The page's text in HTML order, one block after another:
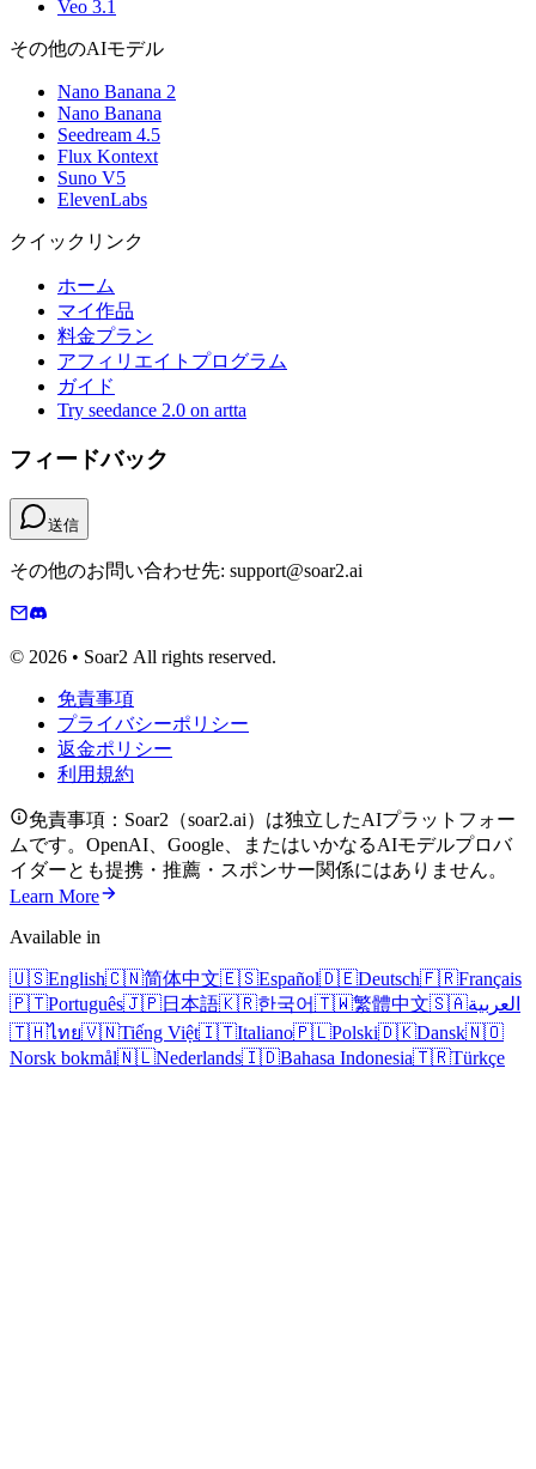
Veo 3.1
その他のAIモデル
Nano Banana 2
Nano Banana
Seedream 4.5
Flux Kontext
Suno V5
ElevenLabs
クイックリンク
ホーム
マイ作品
料金プラン
アフィリエイトプログラム
ガイド
Try seedance 2.0 on artta
フィードバック
送信
その他のお問い合わせ先: support@soar2.ai
© 2026 • Soar2 All rights reserved.
免責事項
プライバシーポリシー
返金ポリシー
利用規約
免責事項：Soar2（soar2.ai）は独立したAIプラットフォー
ムです。OpenAI、Google、またはいかなるAIモデルプロバ
イダーとも提携・推薦・スポンサー関係にはありません。
Learn More
Available in
🇺🇸English🇨🇳简体中文🇪🇸Español🇩🇪Deutsch🇫🇷Français
🇵🇹Português🇯🇵日本語🇰🇷한국어🇹🇼繁體中文🇸🇦العربية
🇹🇭ไทย🇻🇳Tiếng Việt🇮🇹Italiano🇵🇱Polski🇩🇰Dansk🇳🇴
Norsk bokmål🇳🇱Nederlands🇮🇩Bahasa Indonesia🇹🇷Türkçe